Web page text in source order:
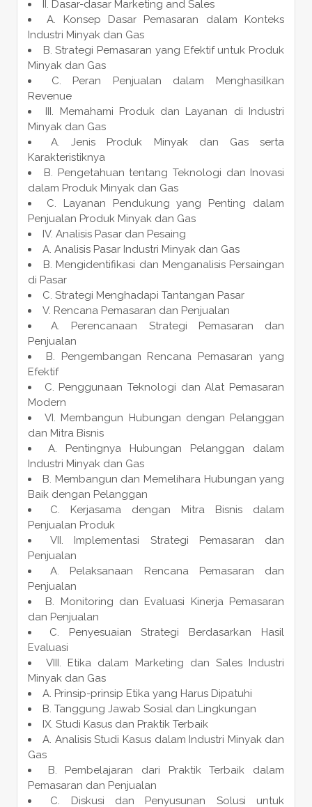
II. Dasar-dasar Marketing and Sales
A. Konsep Dasar Pemasaran dalam Konteks
Industri Minyak dan Gas
B. Strategi Pemasaran yang Efektif untuk Produk
Minyak dan Gas
C. Peran Penjualan dalam Menghasilkan
Revenue
III. Memahami Produk dan Layanan di Industri
Minyak dan Gas
A. Jenis Produk Minyak dan Gas serta
Karakteristiknya
B. Pengetahuan tentang Teknologi dan Inovasi
dalam Produk Minyak dan Gas
C. Layanan Pendukung yang Penting dalam
Penjualan Produk Minyak dan Gas
IV. Analisis Pasar dan Pesaing
A. Analisis Pasar Industri Minyak dan Gas
B. Mengidentifikasi dan Menganalisis Persaingan
di Pasar
C. Strategi Menghadapi Tantangan Pasar
V. Rencana Pemasaran dan Penjualan
A. Perencanaan Strategi Pemasaran dan
Penjualan
B. Pengembangan Rencana Pemasaran yang
Efektif
C. Penggunaan Teknologi dan Alat Pemasaran
Modern
VI. Membangun Hubungan dengan Pelanggan
dan Mitra Bisnis
A. Pentingnya Hubungan Pelanggan dalam
Industri Minyak dan Gas
B. Membangun dan Memelihara Hubungan yang
Baik dengan Pelanggan
C. Kerjasama dengan Mitra Bisnis dalam
Penjualan Produk
VII. Implementasi Strategi Pemasaran dan
Penjualan
A. Pelaksanaan Rencana Pemasaran dan
Penjualan
B. Monitoring dan Evaluasi Kinerja Pemasaran
dan Penjualan
C. Penyesuaian Strategi Berdasarkan Hasil
Evaluasi
VIII. Etika dalam Marketing dan Sales Industri
Minyak dan Gas
A. Prinsip-prinsip Etika yang Harus Dipatuhi
B. Tanggung Jawab Sosial dan Lingkungan
IX. Studi Kasus dan Praktik Terbaik
A. Analisis Studi Kasus dalam Industri Minyak dan
Gas
B. Pembelajaran dari Praktik Terbaik dalam
Pemasaran dan Penjualan
C. Diskusi dan Penyusunan Solusi untuk